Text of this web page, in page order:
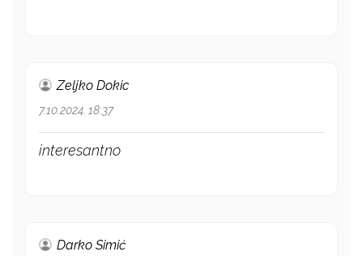
Zeljko Dokic
7.10.2024. 18:37
interesantno
Darko Simić